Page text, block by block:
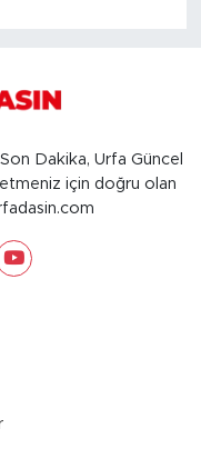
Dakika, Urfa Güncel
için doğru olan